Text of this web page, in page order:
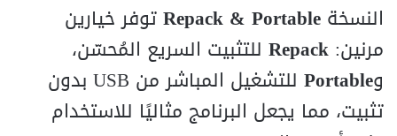
النسخة Repack & Portableتوفر خيارين
مرنين: Repack للتثبيت السريع المُحسّن،
وPortable
للتشغيل المباشر من USB بدون
تثبيت، مما يجعل البرنامج مثاليًا للاستخدام